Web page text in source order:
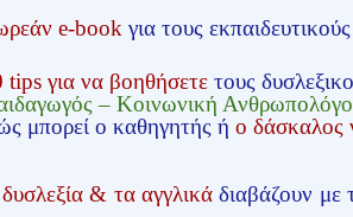
e-book για τους
tips για να βοηθήσετε τους
– Κοινωνική
μπορεί ο καθηγητής ή ο δάσκαλος
δυσλεξία & τα αγγλικά διαβάζουν με